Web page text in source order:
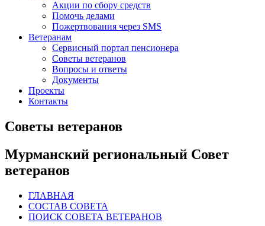
Акции по сбору средств
Помочь делами
Пожертвования через SMS
Ветеранам
Сервисный портал пенсионера
Советы ветеранов
Вопросы и ответы
Документы
Проекты
Контакты
Советы ветеранов
Мурманский региональный Совет
ветеранов
ГЛАВНАЯ
СОСТАВ СОВЕТА
ПОИСК СОВЕТА ВЕТЕРАНОВ